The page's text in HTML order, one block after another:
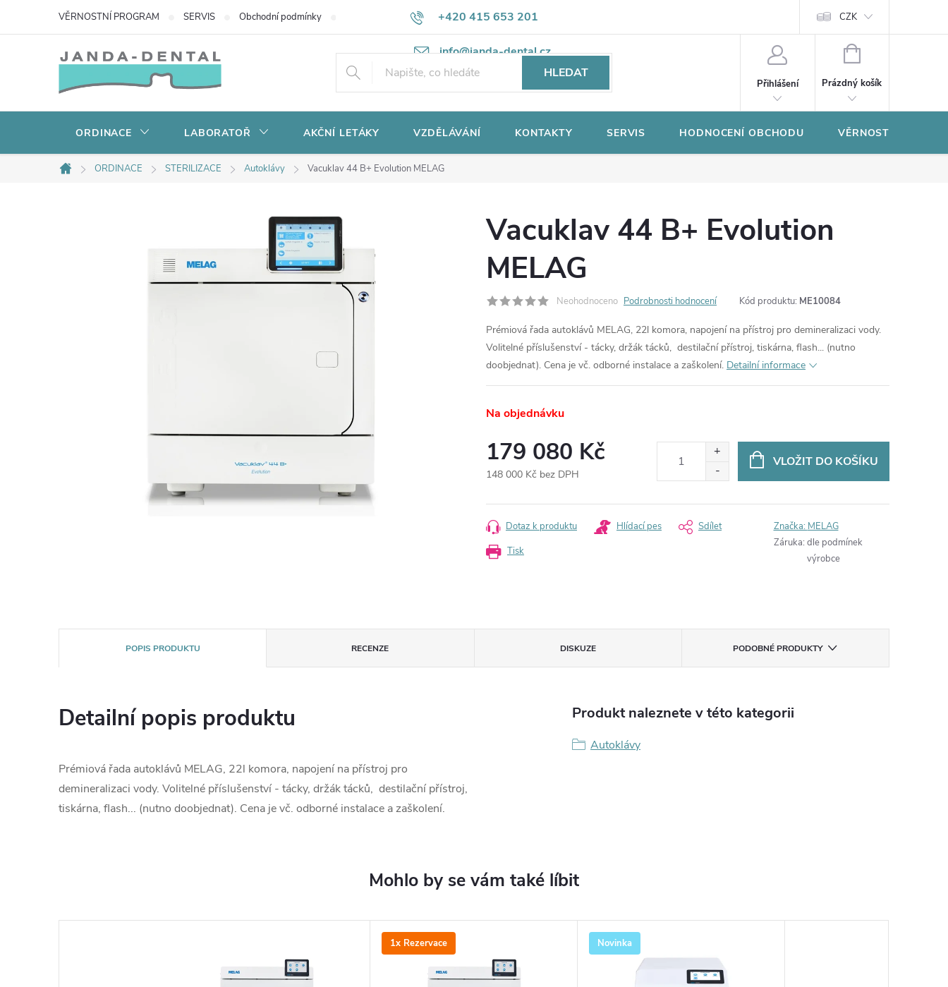
+420 415 653 201
info@janda-dental.cz
VĚRNOSTNÍ PROGRAM SERVIS Obchodní podmínky Potřebujete poradit? Ochrana osobních údajů CZK
HLEDAT
Přihlášení
NÁKUPNÍ
Prázdný košík
ORDINACE LABORATOŘ AKČNÍ LETÁKY VZDĚLÁVÁNÍ KONTAKTY SERVIS HODNOCENÍ OBCHODU VĚRNOSTNÍ
Domů
ORDINACE STERILIZACE Autoklávy Vacuklav 44 B+ Evolution MELAG
Vacuklav 44 B+ Evolution
MELAG
Neohodnoceno Podrobnosti hodnocení Kód produktu: ME10084
Prémiová řada autoklávů MELAG, 22l komora, napojení na přístroj pro demineralizaci vody.
Volitelné příslušenství - tácky, držák tácků, destilační přístroj, tiskárna, flash... (nutno
doobjednat). Cena je vč. odborné instalace a zaškolení. Detailní informace
Na objednávku
179 080 Kč
148 000 Kč bez DPH
cena:
VLOŽIT DO KOŠÍKU
Tisk
Dotaz k produktu Hlídací pes Sdílet Značka: MELAG
Záruka: dle podmínek
výrobce
POPIS PRODUKTU RECENZE DISKUZE PODOBNÉ PRODUKTY
Detailní popis produktu
Prémiová řada autoklávů MELAG, 22l komora, napojení na přístroj pro
demineralizaci vody. Volitelné příslušenství - tácky, držák tácků, destilační přístroj,
tiskárna, flash... (nutno doobjednat). Cena je vč. odborné instalace a zaškolení.
Produkt naleznete v této kategorii
Autoklávy
1x Rezervace Novinka